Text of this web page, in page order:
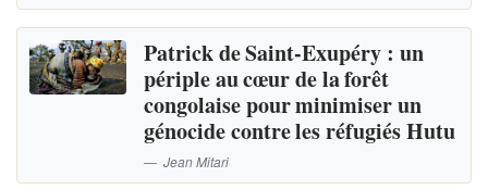
Patrick de Saint-Exupéry : un
périple au cœur de la forêt
congolaise pour minimiser un
génocide contre les réfugiés Hutu
Jean Mitari